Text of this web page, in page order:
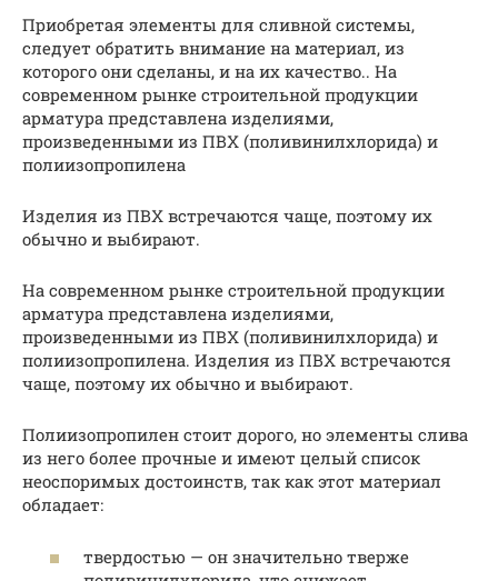
Приобретая элементы для сливной системы,
следует обратить внимание на материал, из
которого они сделаны, и на их качество.. На
современном рынке строительной продукции
арматура представлена изделиями,
произведенными из ПВХ (поливинилхлорида) и
полиизопропилена
Изделия из ПВХ встречаются чаще, поэтому их
обычно и выбирают.
На современном рынке строительной продукции
арматура представлена изделиями,
произведенными из ПВХ (поливинилхлорида) и
полиизопропилена. Изделия из ПВХ встречаются
чаще, поэтому их обычно и выбирают.
Полиизопропилен стоит дорого, но элементы слива
из него более прочные и имеют целый список
неоспоримых достоинств, так как этот материал
обладает:
твердостью — он значительно тверже